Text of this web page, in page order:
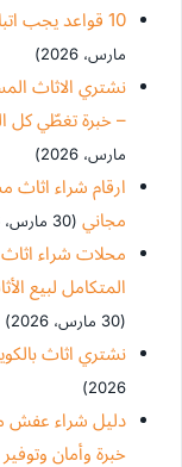
10 قواعد يجب اتباعها عند شراء الأثاث المستعمل
مارس، 2026)
نشتري الاثاث
– خبرة تغطّي كل
مارس، 2026)
ارقام شراء
مجاني (30 مارس، 2026)
محلات شراء
المتكامل لبيع
(30 مارس، 2026)
نشتري اثاث
2026)
دليل شراء عفش
خبرة وأمان وتوفير